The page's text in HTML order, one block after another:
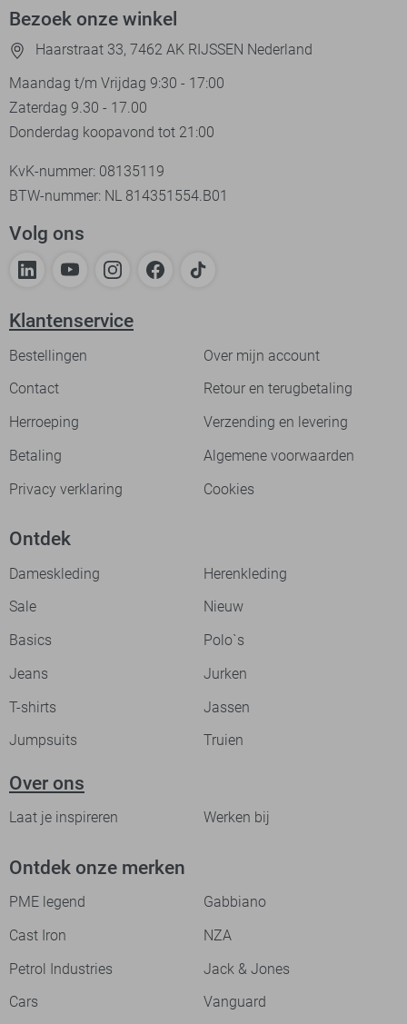
Bezoek onze winkel
Haarstraat 33, 7462 AK RIJSSEN Nederland
Maandag t/m Vrijdag 9:30 - 17:00
Zaterdag 9.30 - 17.00
Donderdag koopavond tot 21:00
KvK-nummer: 08135119
BTW-nummer: NL 814351554.B01
Volg ons
Klantenservice
Bestellingen
Over mijn account
Contact
Retour en terugbetaling
Herroeping
Verzending en levering
Betaling
Algemene voorwaarden
Privacy verklaring
Cookies
Ontdek
Dameskleding
Herenkleding
Sale
Nieuw
Basics
Polo`s
Jeans
Jurken
T-shirts
Jassen
Jumpsuits
Truien
Over ons
Laat je inspireren Werken bij
Ontdek onze merken
PME legend
Gabbiano
Cast Iron
NZA
Petrol Industries
Jack & Jones
Cars
Vanguard